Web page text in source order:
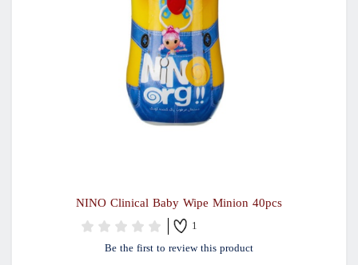
NINO Clinical Baby Wipe Minion 40pcs
1
Be the first to review this product